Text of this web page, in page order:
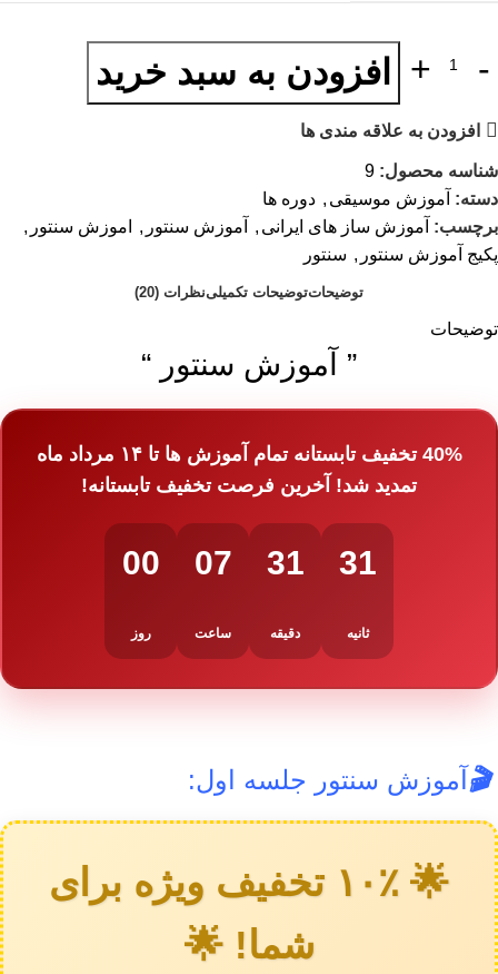
افزودن به سبد خرید
افزودن به علاقه مندی ها
شناسه محصول: 9
دسته: آموزش موسیقی , دوره ها
برچسب: آموزش ساز های ایرانی , آموزش سنتور , اموزش سنتور ,
پکیج آموزش سنتور , سنتور
توضیحاتتوضیحات تکمیلینظرات (20)
توضیحات
” آموزش سنتور “
40% تخفیف تابستانه تمام آموزش ها تا ۱۴
مرداد ماه
تمدید شد! آخرین فرصت تخفیف تابستانه!
00
روز
07
ساعت
31
دقیقه
30
ثانیه
🎬 آموزش سنتور جلسه اول:
🌟 ۱۰٪ تخفیف ویژه برای
شما! 🌟